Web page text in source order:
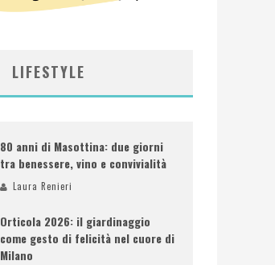
LIFESTYLE
80 anni di Masottina: due giorni
tra benessere, vino e convivialità
Laura Renieri
Orticola 2026: il giardinaggio
come gesto di felicità nel cuore di
Milano